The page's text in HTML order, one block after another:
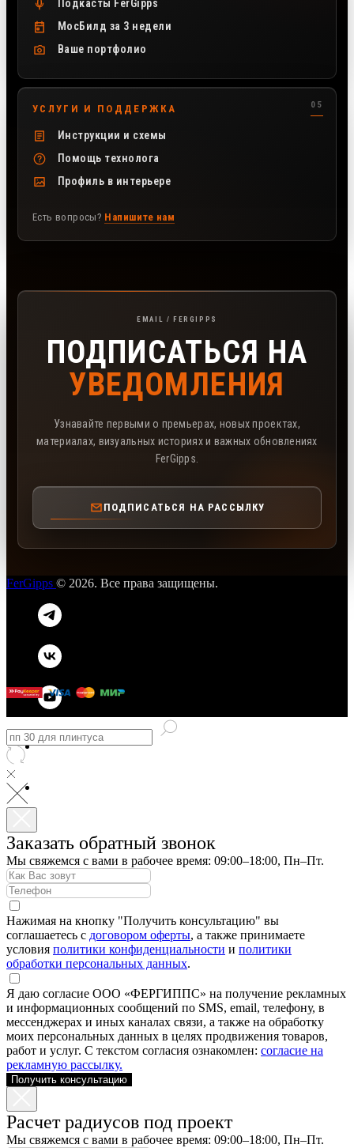
Подкасты FerGipps
МосБилд за 3 недели
Ваше портфолио
УСЛУГИ И ПОДДЕРЖКА
Инструкции и схемы
Помощь технолога
Профиль в интерьере
Есть вопросы? Напишите нам
Подписка на рассылку FerGipps
EMAIL / FERGIPPS
ПОДПИСАТЬСЯ НА
УВЕДОМЛЕНИЯ
Узнавайте первыми о премьерах, новых проектах,
материалах, визуальных историях и важных обновлениях
FerGipps.
ПОДПИСАТЬСЯ НА РАССЫЛКУ
FerGipps © 2026. Все права защищены.
Заказать обратный звонок
Мы свяжемся с вами в рабочее время: 09:00–18:00, Пн–Пт.
Нажимая на кнопку "Получить консультацию" вы
соглашаетесь с договором оферты, а также принимаете
условия политики конфиденциальности и политики
обработки персональных данных.
Я даю согласие ООО «ФЕРГИППС» на получение рекламных
и информационных сообщений по SMS, email, телефону, в
мессенджерах и иных каналах связи, а также на обработку
моих персональных данных в целях продвижения товаров,
работ и услуг. С текстом согласия ознакомлен: согласие на
рекламную рассылку.
Получить консультацию
Расчет радиусов под проект
Мы свяжемся с вами в рабочее время: 09:00–18:00, Пн–Пт.